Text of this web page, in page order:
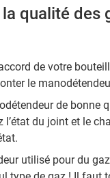
qualité des
de votre
le
de bonne
l’état du joint et le
utilisé pour du